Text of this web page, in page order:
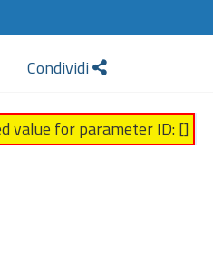
Condividi
value for parameter ID: []